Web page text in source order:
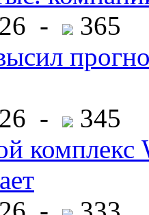
-
365
-
345
комплекс